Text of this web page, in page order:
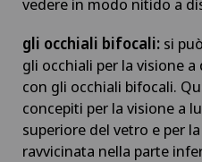
gli occhiali bifocali: si
gli occhiali per la visione
con gli occhiali bifocali.
concepiti per la visione a
superiore del vetro e per
ravvicinata nella parte